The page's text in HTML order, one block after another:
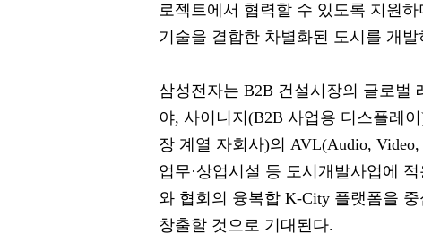
로젝트에서 협력할 수 있도록 지원
기술을 결합한 차별화된 도시를 개
삼성전자는 B2B 건설시장의 글로벌
야, 사이니지(B2B 사업용 디스플레
장 계열 자회사)의 AVL(Audio,
업무·상업시설 등 도시개발사업에
와 협회의 융복합 K-City 플랫폼을
창출할 것으로 기대된다.